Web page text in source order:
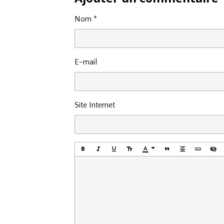
Nom
E-mail
Site Internet